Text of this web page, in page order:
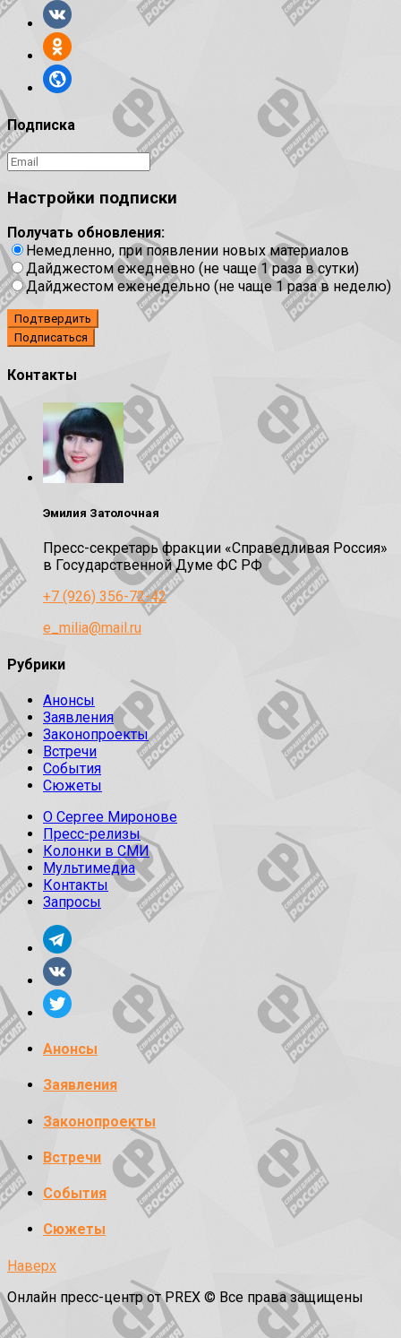
Подписка
Настройки подписки
Получать обновления:
Немедленно, при появлении новых материалов
Дайджестом ежедневно (не чаще 1 раза в сутки)
Дайджестом еженедельно (не чаще 1 раза в неделю)
Подтвердить
Контакты
Эмилия Затолочная
Пресс-секретарь фракции «Справедливая Россия»
в Государственной Думе ФС РФ
+7 (926) 356-72-42
e_milia@mail.ru
Рубрики
Анонсы
Заявления
Законопроекты
Встречи
События
Сюжеты
О Сергее Миронове
Пресс-релизы
Колонки в СМИ
Мультимедиа
Контакты
Запросы
Анонсы
Заявления
Законопроекты
Встречи
События
Сюжеты
Наверх
Онлайн пресс-центр от PREX © Все права защищены